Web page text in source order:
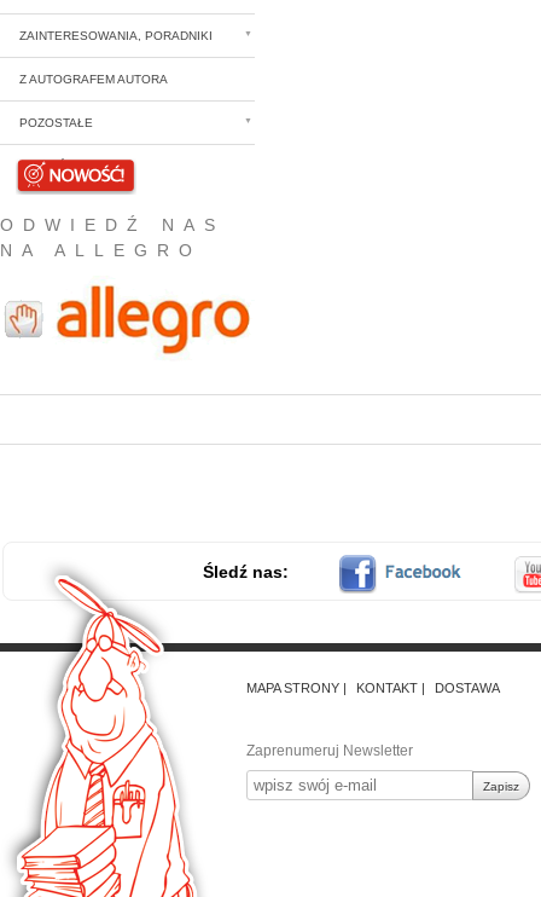
ZAINTERESOWANIA, PORADNIKI
Z AUTOGRAFEM AUTORA
POZOSTAŁE
NOWOŚCI
ODWIEDŹ NAS
NA ALLEGRO
Śledź nas:
MAPA STRONY KONTAKT DOSTAWA
Zaprenumeruj Newsletter